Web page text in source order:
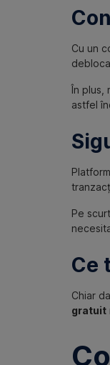
Cu un
În plus,
astfel
Pe
Ce
Chiar
gratuit